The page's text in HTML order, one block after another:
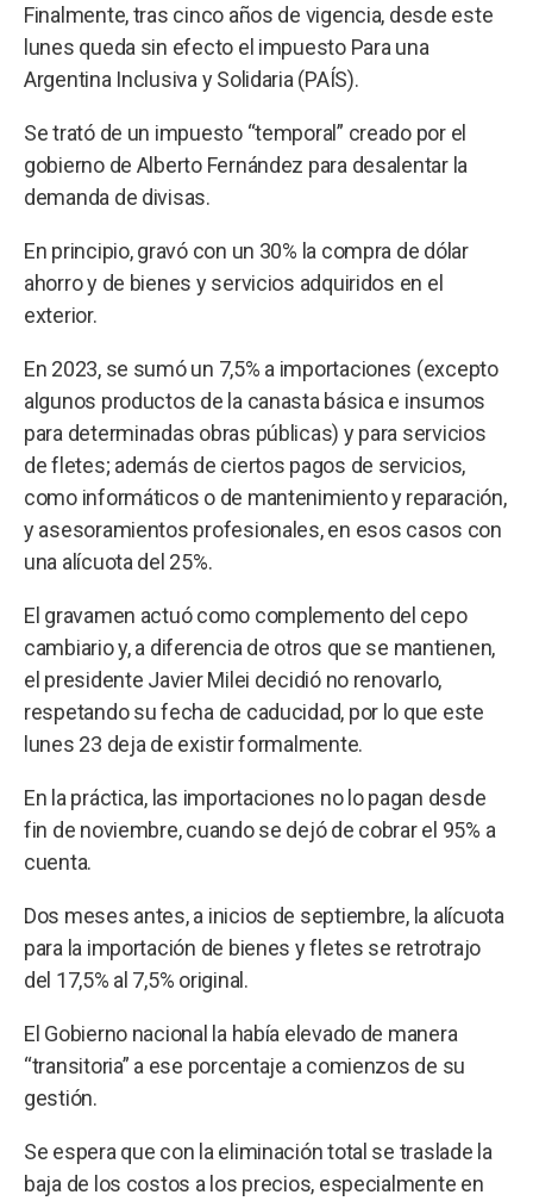
Finalmente, tras cinco años de vigencia, desde este
lunes queda sin efecto el impuesto Para una
Argentina Inclusiva y Solidaria (PAÍS).
Se trató de un impuesto “temporal” creado por el
gobierno de Alberto Fernández para desalentar la
demanda de divisas.
En principio, gravó con un 30% la compra de dólar
ahorro y de bienes y servicios adquiridos en el
exterior.
En 2023, se sumó un 7,5% a importaciones (excepto
algunos productos de la canasta básica e insumos
para determinadas obras públicas) y para servicios
de fletes; además de ciertos pagos de servicios,
como informáticos o de mantenimiento y reparación,
y asesoramientos profesionales, en esos casos con
una alícuota del 25%.
El gravamen actuó como complemento del cepo
cambiario y, a diferencia de otros que se mantienen,
el presidente Javier Milei decidió no renovarlo,
respetando su fecha de caducidad, por lo que este
lunes 23 deja de existir formalmente.
En la práctica, las importaciones no lo pagan desde
fin de noviembre, cuando se dejó de cobrar el 95% a
cuenta.
Dos meses antes, a inicios de septiembre, la alícuota
para la importación de bienes y fletes se retrotrajo
del 17,5% al 7,5% original.
El Gobierno nacional la había elevado de manera
“transitoria” a ese porcentaje a comienzos de su
gestión.
Se espera que con la eliminación total se traslade la
baja de los costos a los precios, especialmente en